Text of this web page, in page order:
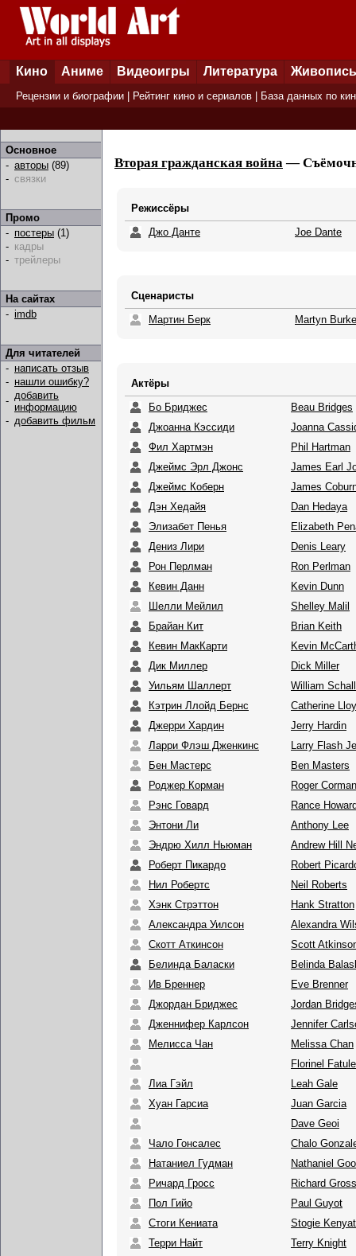
Кино Аниме Видеоигры Литература Живопись
Рецензии и биографии Рейтинг кино и сериалов База данных по
Основное
- авторы (89)
- связки
Промо
- постеры (1)
- кадры
- трейлеры
На сайтах
- imdb
Для читателей
- написать отзыв
- нашли ошибку?
- добавить
информацию
- добавить фильм
Вторая гражданская война—
Режиссёры
Джо Данте
Joe Dante
Сценаристы
Мартин Берк
Martyn Burke
Актёры
Бо Бриджес
Beau Bridges
Джоанна Кэссиди
Joanna
Фил Хартмэн
Phil Hartman
Джеймс Эрл Джонс
James Earl
Джеймс Коберн
James
Дэн Хедайя
Dan Hedaya
Элизабет Пенья
Elizabeth
Дениз Лири
Denis Leary
Рон Перлман
Ron Perlman
Кевин Данн
Kevin Dunn
Шелли Мейлил
Shelley Malil
Брайан Кит
Brian Keith
Кевин МакКарти
Kevin
Дик Миллер
Dick Miller
Уильям Шаллерт
William
Кэтрин Ллойд Бернс
Catherine
Джерри Хардин
Jerry Hardin
Ларри Флэш Дженкинс
Larry Flash
Бен Мастерс
Ben Masters
Роджер Корман
Roger Corman
Рэнс Говард
Rance
Энтони Ли
Anthony Lee
Эндрю Хилл Ньюман
Andrew Hill
Роберт Пикардо
Robert
Нил Робертс
Neil Roberts
Хэнк Стрэттон
Hank Stratton
Александра Уилсон
Alexandra
Скотт Аткинсон
Scott
Белинда Баласки
Belinda
Ив Бреннер
Eve Brenner
Джордан Бриджес
Jordan
Дженнифер Карлсон
Jennifer
Мелисса Чан
Melissa Chan
Florinel
Лиа Гэйл
Leah Gale
Хуан Гарсиа
Juan Garcia
Dave Geoi
Чало Гонсалес
Chalo
Натаниел Гудман
Nathaniel
Ричард Гросс
Richard Gross
Пол Гийо
Paul Guyot
Стоги Кениата
Stogie
Терри Найт
Terry Knight